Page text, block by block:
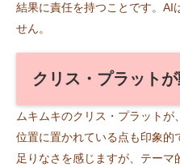
結果に責任を持つことです。AI
せん。
クリス・プラット
ムキムキのクリス・プラット
位置に置かれている点も印象的
足りなさを感じますが、テー